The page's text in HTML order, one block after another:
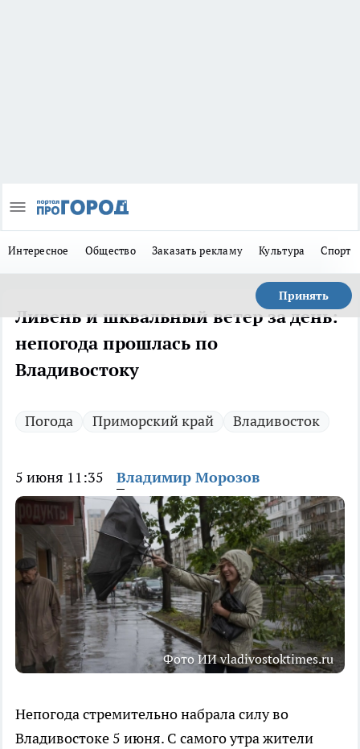
Интересное Общество Заказать рекламу Культура Спорт
Принять
Ливень и шквальный ветер за день:
непогода прошлась по
Владивостоку
Погода Приморский край Владивосток
5 июня 11:35 Владимир Морозов
Фото ИИ vladivostoktimes.ru
Непогода стремительно набрала силу во
Владивостоке 5 июня. С самого утра жители